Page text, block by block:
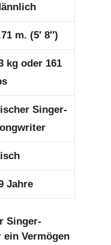
m. (5′ 8″)
kg oder 161
Singer-
Jahre
Singer-
ein Vermögen